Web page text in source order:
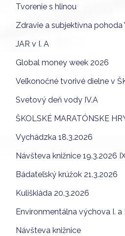
Tvorenie s hlinou
Zdravie a subjektívna pohoda
JAR v I. A
Global money week 2026
Veľkonočné tvorivé dielne v
Svetový deň vody IV.A
ŠKOLSKÉ MARATÓNSKE
Vychádzka 18.3.2026
Návšteva knižnice 19.3.2026
Bádateľský krúžok 21.3.2026
Kuliškiáda 20.3.2026
Environmentálna výchova I. a
Návšteva knižnice